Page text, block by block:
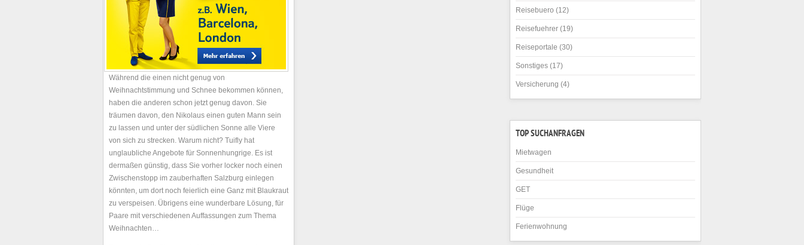
Während die einen nicht genug von
Weihnachtstimmung und Schnee bekommen können,
haben die anderen schon jetzt genug davon. Sie
träumen davon, den Nikolaus einen guten Mann sein
zu lassen und unter der südlichen Sonne alle Viere
von sich zu strecken. Warum nicht? Tuifly hat
unglaubliche Angebote für Sonnenhungrige. Es ist
dermaßen günstig, dass Sie vorher locker noch einen
Zwischenstopp im zauberhaften Salzburg einlegen
könnten, um dort noch feierlich eine Ganz mit Blaukraut
zu verspeisen. Übrigens eine wunderbare Lösung, für
Paare mit verschiedenen Auffassungen zum Thema
Weihnachten…
Reisebuero (12)
Reisefuehrer (19)
Reiseportale (30)
Sonstiges (17)
Versicherung (4)
TOP SUCHANFRAGEN
Mietwagen
Gesundheit
GET
Flüge
Ferienwohnung